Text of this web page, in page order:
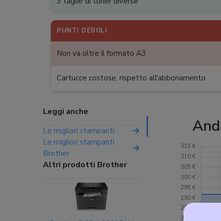
PUNTI DEBOLI
Non va oltre il formato A3
Cartucce costose, rispetto all'abbonamento
Leggi anche
Le migliori stampanti
Le migliori stampanti
Brother
Altri prodotti Brother